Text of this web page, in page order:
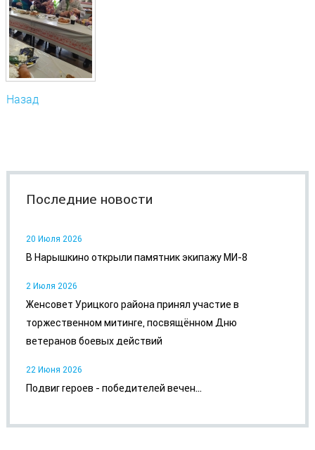
Назад
Последние новости
20 Июля 2026
В Нарышкино открыли памятник экипажу МИ-8
2 Июля 2026
Женсовет Урицкого района принял участие в
торжественном митинге, посвящённом Дню
ветеранов боевых действий
22 Июня 2026
Подвиг героев - победителей вечен...